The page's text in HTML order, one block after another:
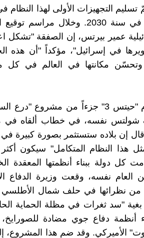
قدرته التشغيلية جاهزة في سنة 2030.
عمير بيرتس، إن الصفقة "تشكل
في إسرائيل"، مؤكداً "أن هذه
وتحسّن مكانتها في العالم في كل
ويعتبر شراء ألمانيا نظام "حيتس 3" جزءاً من
شولتس نفسه، في خطاب ألقاه في
عندما قال إن بلاده ستستثمر بصورة
هذا النظام المتكامل" سيكون
العام نفسه، وقعت وزيرة الدفاع
نظرائها في حلف شمال الأطلسي
بغية "سد ثغرات في مظلة الحماية
الأميركي. وقد ضم هذا المشروع،